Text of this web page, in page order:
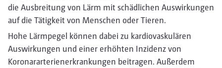
die Ausbreitung von Lärm mit schädlichen Auswirkungen
auf die Tätigkeit von Menschen oder Tieren.
Hohe Lärmpegel können dabei zu kardiovaskulären
Auswirkungen und einer erhöhten Inzidenz von
Koronararterienerkrankungen beitragen. Außerdem